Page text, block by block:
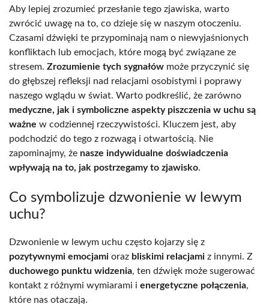
Aby lepiej zrozumieć przesłanie tego zjawiska, warto
zwrócić uwagę na to, co dzieje się w naszym otoczeniu.
Czasami dźwięki te przypominają nam o niewyjaśnionych
konfliktach lub emocjach, które mogą być związane ze
stresem. Zrozumienie tych sygnałów może przyczynić się
do głębszej refleksji nad relacjami osobistymi i poprawy
naszego wglądu w świat. Warto podkreślić, że zarówno
medyczne, jak i symboliczne aspekty piszczenia w uchu są
ważne w codziennej rzeczywistości. Kluczem jest, aby
podchodzić do tego z rozwagą i otwartością. Nie
zapominajmy, że nasze indywidualne doświadczenia
wpływają na to, jak postrzegamy to zjawisko.
Co symbolizuje dzwonienie w lewym
uchu?
Dzwonienie w lewym uchu często kojarzy się z
pozytywnymi emocjami oraz bliskimi relacjami z innymi. Z
duchowego punktu widzenia, ten dźwięk może sugerować
kontakt z różnymi wymiarami i energetyczne połączenia,
które nas otaczają.